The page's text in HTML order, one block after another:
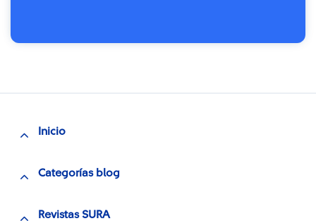
Inicio
Categorías blog
Revistas SURA